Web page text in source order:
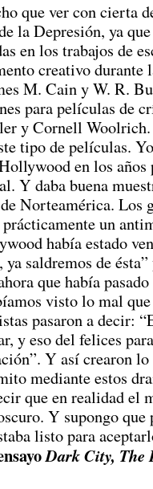
que ver con cierta
la Depresión, ya
en los trabajos de
creativo durante
M. Cain y W. R.
para películas de
y Cornell
tipo de películas.
en los años
Y daba buena
Norteamérica. Los
un
había estado
saldremos de
que había
visto lo mal
pasaron a decir:
y eso del felices
Y así crearon lo
mediante estos
que en realidad el
Y supongo
listo para
Dark City, The